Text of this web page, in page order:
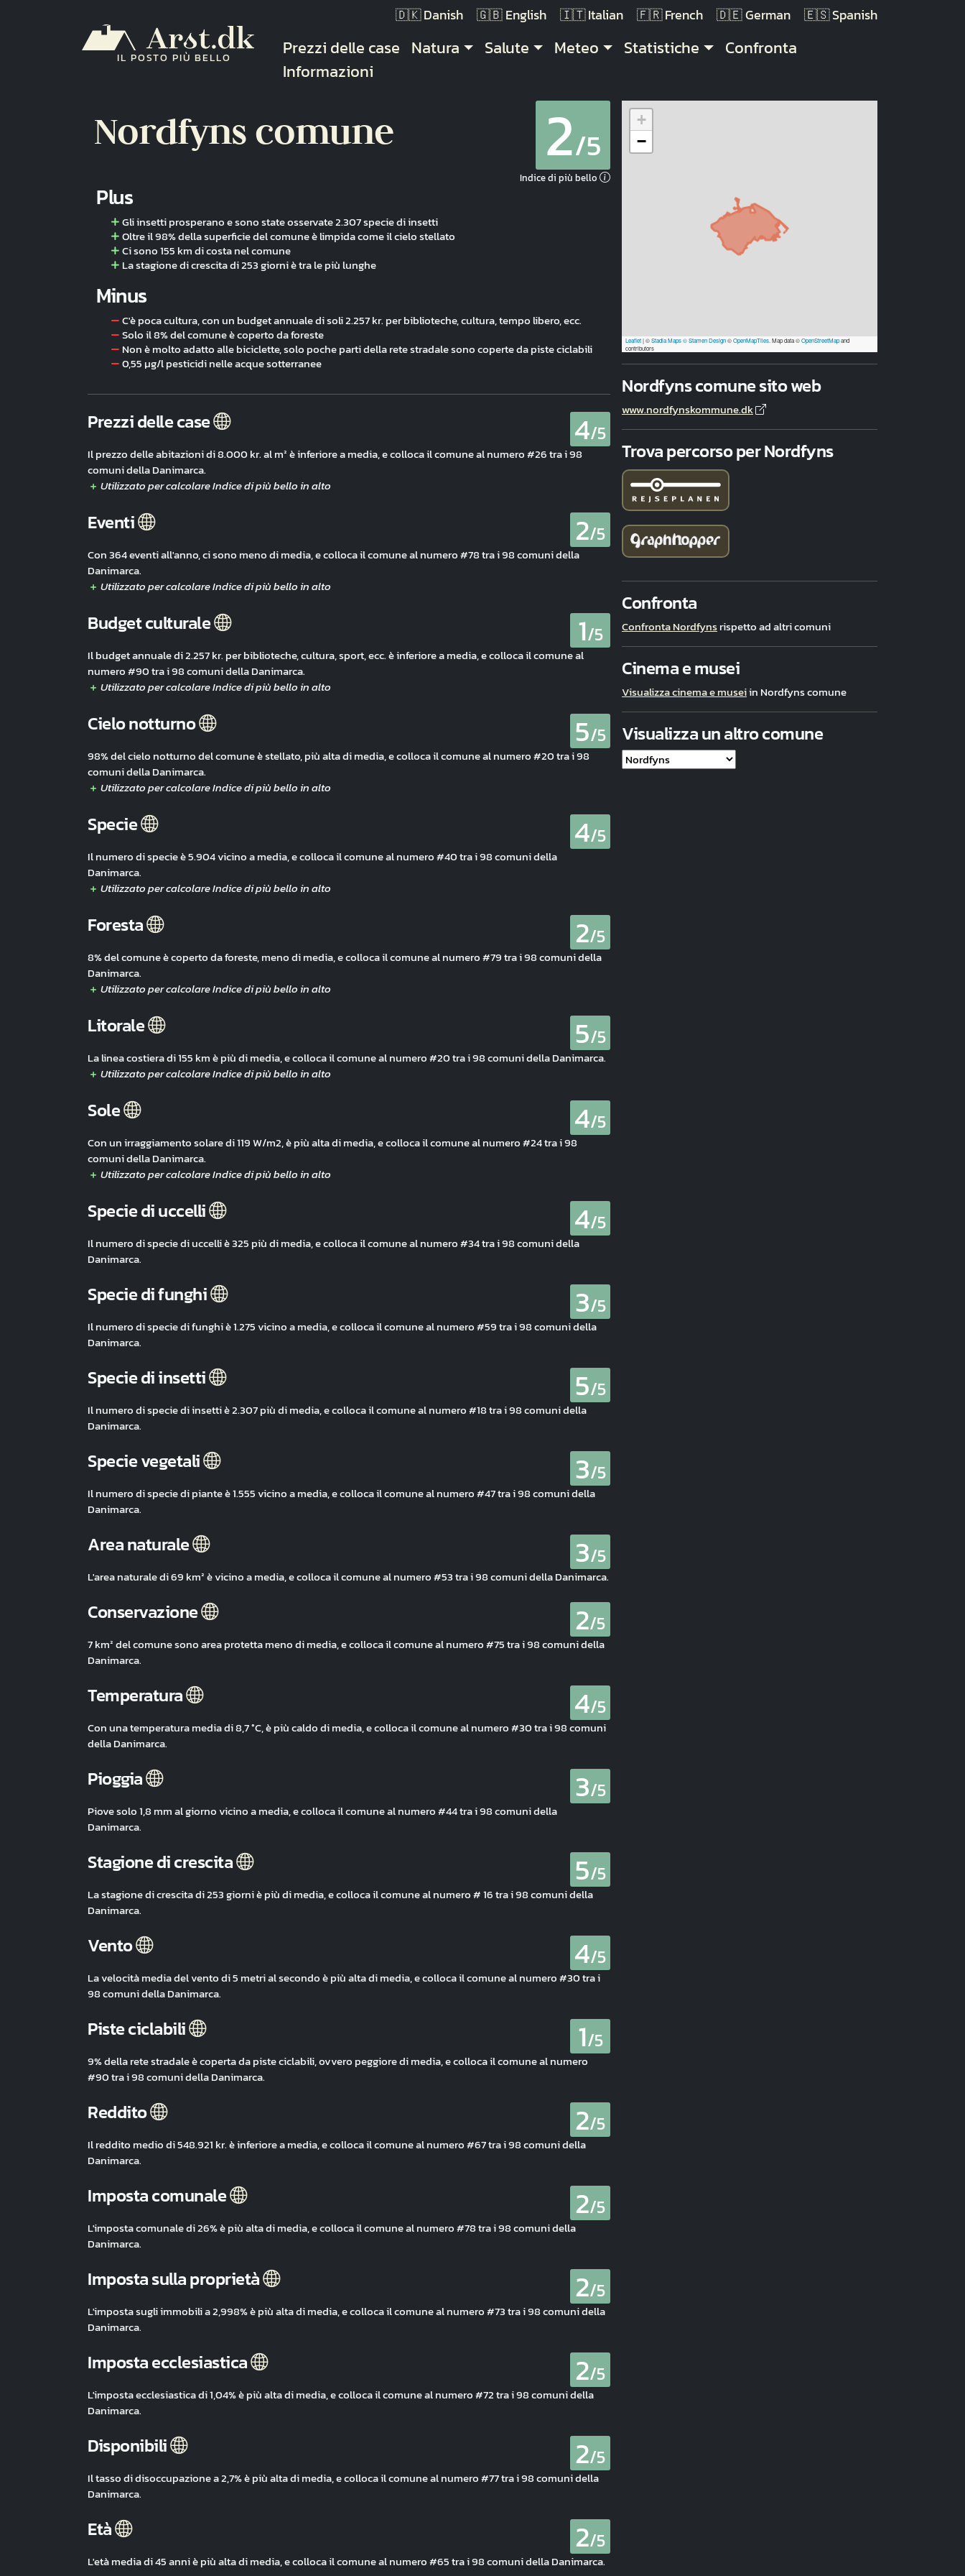
IL POSTO PIÙ BELLO
Danish English Italian French German Spanish
Navigazione principale
Prezzi delle case Natura Salute Meteo Statistiche
Confronta
Informazioni
Nordfyns comune 2/5
Indice di più bello
Plus
Gli insetti prosperano e sono state osservate 2.307 specie di insetti
Oltre il 98% della superficie del comune è limpida come il cielo stellato
Ci sono 155 km di costa nel comune
La stagione di crescita di 253 giorni è tra le più lunghe
Minus
C'è poca cultura, con un budget annuale di soli 2.257 kr. per biblioteche, cultura, tempo libero, ecc.
Solo il 8% del comune è coperto da foreste
Non è molto adatto alle biciclette, solo poche parti della rete stradale sono coperte da piste ciclabili
0,55 µg/l pesticidi nelle acque sotterranee
Prezzi delle case 4/5
Il prezzo delle abitazioni di 8.000 kr. al m² è inferiore a media, e colloca il comune al numero #26 tra i 98
comuni della Danimarca.
Eventi 2/5
Con 364 eventi all'anno, ci sono meno di media, e colloca il comune al numero #78 tra i 98 comuni della
Danimarca.
Budget culturale 1/5
Il budget annuale di 2.257 kr. per biblioteche, cultura, sport, ecc. è inferiore a media, e colloca il comune al
numero #90 tra i 98 comuni della Danimarca.
Cielo notturno 5/5
98% del cielo notturno del comune è stellato, più alta di media, e colloca il comune al numero #20 tra i 98
comuni della Danimarca.
Specie 4/5
Il numero di specie è 5.904 vicino a media, e colloca il comune al numero #40 tra i 98 comuni della
Danimarca.
Foresta 2/5
8% del comune è coperto da foreste, meno di media, e colloca il comune al numero #79 tra i 98 comuni della
Danimarca.
Litorale 5/5
La linea costiera di 155 km è più di media, e colloca il comune al numero #20 tra i 98 comuni della Danimarca.
Sole 4/5
Con un irraggiamento solare di 119 W/m2, è più alta di media, e colloca il comune al numero #24 tra i 98
comuni della Danimarca.
Specie di uccelli 4/5
Il numero di specie di uccelli è 325 più di media, e colloca il comune al numero #34 tra i 98 comuni della
Danimarca.
Specie di funghi 3/5
Il numero di specie di funghi è 1.275 vicino a media, e colloca il comune al numero #59 tra i 98 comuni della
Danimarca.
Specie di insetti 5/5
Il numero di specie di insetti è 2.307 più di media, e colloca il comune al numero #18 tra i 98 comuni della
Danimarca.
Specie vegetali 3/5
Il numero di specie di piante è 1.555 vicino a media, e colloca il comune al numero #47 tra i 98 comuni della
Danimarca.
Area naturale 3/5
L'area naturale di 69 km² è vicino a media, e colloca il comune al numero #53 tra i 98 comuni della Danimarca.
Conservazione 2/5
7 km² del comune sono area protetta meno di media, e colloca il comune al numero #75 tra i 98 comuni della
Danimarca.
Temperatura 4/5
Con una temperatura media di 8,7 °C, è più caldo di media, e colloca il comune al numero #30 tra i 98 comuni
della Danimarca.
Pioggia 3/5
Piove solo 1,8 mm al giorno vicino a media, e colloca il comune al numero #44 tra i 98 comuni della
Danimarca.
Stagione di crescita 5/5
La stagione di crescita di 253 giorni è più di media, e colloca il comune al numero # 16 tra i 98 comuni della
Danimarca.
Vento 4/5
La velocità media del vento di 5 metri al secondo è più alta di media, e colloca il comune al numero #30 tra i
98 comuni della Danimarca.
Piste ciclabili 1/5
9% della rete stradale è coperta da piste ciclabili, ovvero peggiore di media, e colloca il comune al numero
#90 tra i 98 comuni della Danimarca.
Reddito 2/5
Il reddito medio di 548.921 kr. è inferiore a media, e colloca il comune al numero #67 tra i 98 comuni della
Danimarca.
Imposta comunale 2/5
L'imposta comunale di 26% è più alta di media, e colloca il comune al numero #78 tra i 98 comuni della
Danimarca.
Imposta sulla proprietà 2/5
L'imposta sugli immobili a 2,998% è più alta di media, e colloca il comune al numero #73 tra i 98 comuni della
Danimarca.
Imposta ecclesiastica 2/5
L'imposta ecclesiastica di 1,04% è più alta di media, e colloca il comune al numero #72 tra i 98 comuni della
Danimarca.
Disponibili 2/5
Il tasso di disoccupazione a 2,7% è più alta di media, e colloca il comune al numero #77 tra i 98 comuni della
Danimarca.
Età 2/5
L'età media di 45 anni è più alta di media, e colloca il comune al numero #65 tra i 98 comuni della Danimarca.
+
−
Leaflet|©Stadia Maps© Stamen Design©OpenMapTiles . Map data ©OpenStreetMapand
contributors
Nordfyns comune sito web
www.nordfynskommune.dk
Trova percorso per Nordfyns
Confronta
Confronta Nordfynsrispetto ad altri comuni
Cinema e musei
Visualizza cinema e museiin Nordfyns comune
Visualizza un altro comune